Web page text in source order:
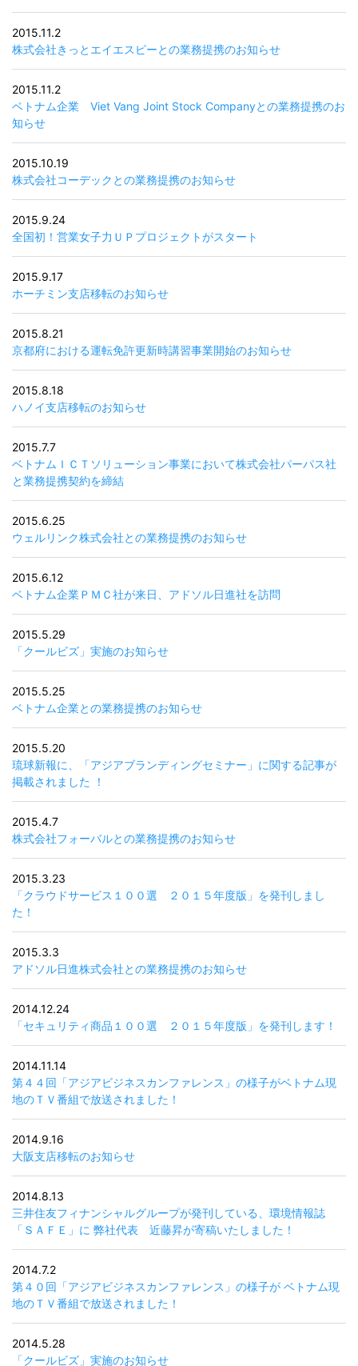
2015.11.2
株式会社きっとエイエスピーとの業務提携のお知らせ
2015.11.2
ベトナム企業 Viet Vang Joint Stock Companyとの業務提携のお
知らせ
2015.10.19
株式会社コーデックとの業務提携のお知らせ
2015.9.24
全国初！営業女子力ＵＰプロジェクトがスタート
2015.9.17
ホーチミン支店移転のお知らせ
2015.8.21
京都府における運転免許更新時講習事業開始のお知らせ
2015.8.18
ハノイ支店移転のお知らせ
2015.7.7
ベトナムＩＣＴソリューション事業において株式会社パーパス社
と業務提携契約を締結
2015.6.25
ウェルリンク株式会社との業務提携のお知らせ
2015.6.12
ベトナム企業ＰＭＣ社が来日、アドソル日進社を訪問
2015.5.29
「クールビズ」実施のお知らせ
2015.5.25
ベトナム企業との業務提携のお知らせ
2015.5.20
琉球新報に、「アジアブランディングセミナー」に関する記事が
掲載されました ！
2015.4.7
株式会社フォーバルとの業務提携のお知らせ
2015.3.23
「クラウドサービス１００選 ２０１５年度版」を発刊しまし
た！
2015.3.3
アドソル日進株式会社との業務提携のお知らせ
2014.12.24
「セキュリティ商品１００選 ２０１５年度版」を発刊します！
2014.11.14
第４４回「アジアビジネスカンファレンス」の様子がベトナム現
地のＴＶ番組で放送されました！
2014.9.16
大阪支店移転のお知らせ
2014.8.13
三井住友フィナンシャルグループが発刊している、環境情報誌
「ＳＡＦＥ」に 弊社代表 近藤昇が寄稿いたしました！
2014.7.2
第４０回「アジアビジネスカンファレンス」の様子が ベトナム現
地のＴＶ番組で放送されました！
2014.5.28
「クールビズ」実施のお知らせ